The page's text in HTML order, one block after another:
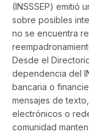
(INSSSEP) emitió
sobre posibles
no se encuentra
Desde el
dependencia del
bancaria o
mensajes de
electrónicos o
comunidad